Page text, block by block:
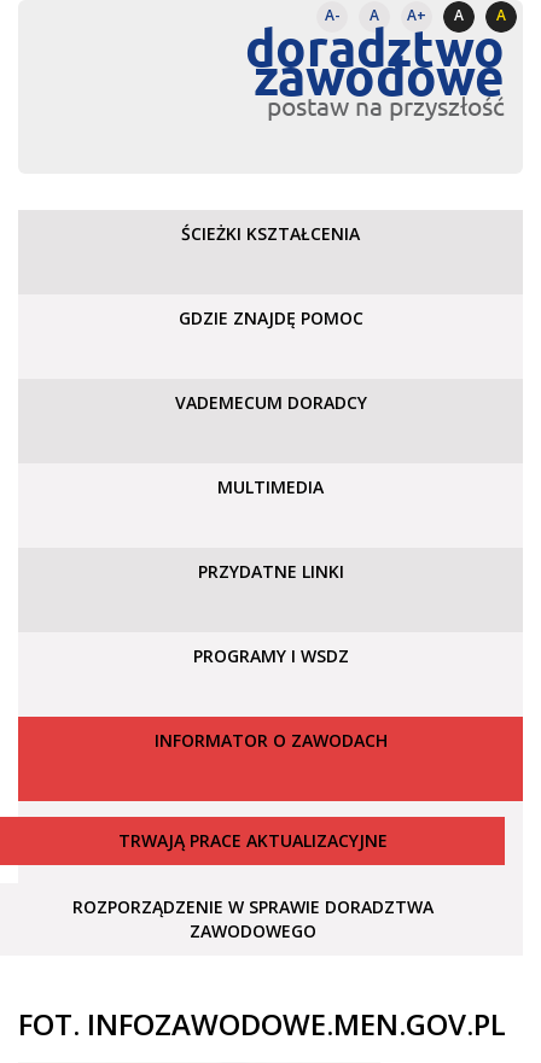
A- A A+ A A
doradztwo
zawodowe
postaw na przyszłość
ŚCIEŻKI KSZTAŁCENIA
GDZIE ZNAJDĘ POMOC
VADEMECUM DORADCY
MULTIMEDIA
PRZYDATNE LINKI
PROGRAMY I WSDZ
INFORMATOR O ZAWODACH
TRWAJĄ PRACE AKTUALIZACYJNE
ROZPORZĄDZENIE W SPRAWIE DORADZTWA
ZAWODOWEGO
FOT. INFOZAWODOWE.MEN.GOV.PL